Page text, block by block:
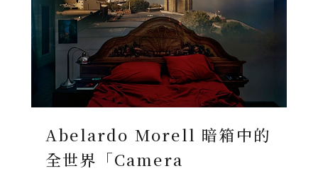
Abelardo Morell 暗箱中的
全世界「Camera